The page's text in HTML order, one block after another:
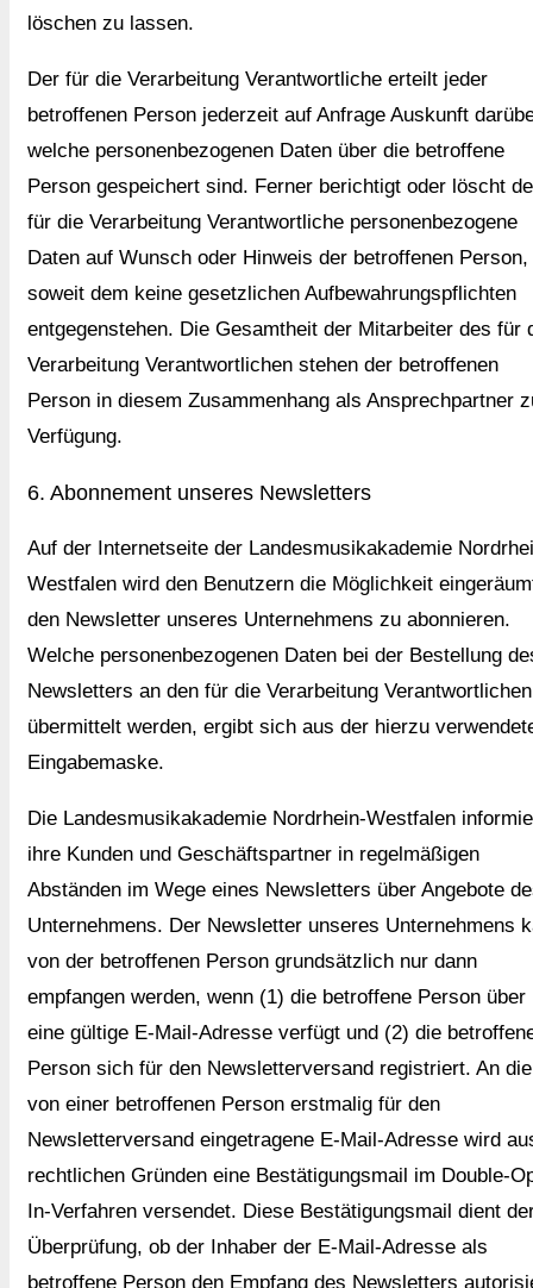
löschen zu lassen.
Der für die Verarbeitung Verantwortliche erteilt jeder
betroffenen Person jederzeit auf Anfrage Auskunft
welche personenbezogenen Daten über die betroffene
Person gespeichert sind. Ferner berichtigt oder löscht
für die Verarbeitung Verantwortliche personenbezogene
Daten auf Wunsch oder Hinweis der betroffenen Person,
soweit dem keine gesetzlichen Aufbewahrungspflichten
entgegenstehen. Die Gesamtheit der Mitarbeiter des für
Verarbeitung Verantwortlichen stehen der betroffenen
Person in diesem Zusammenhang als Ansprechpartner
Verfügung.
6. Abonnement unseres Newsletters
Auf der Internetseite der Landesmusikakademie
Westfalen wird den Benutzern die Möglichkeit
den Newsletter unseres Unternehmens zu abonnieren.
Welche personenbezogenen Daten bei der Bestellung
Newsletters an den für die Verarbeitung Verantwortlichen
übermittelt werden, ergibt sich aus der hierzu
Eingabemaske.
Die Landesmusikakademie Nordrhein-Westfalen
ihre Kunden und Geschäftspartner in regelmäßigen
Abständen im Wege eines Newsletters über Angebote
Unternehmens. Der Newsletter unseres Unternehmens
von der betroffenen Person grundsätzlich nur dann
empfangen werden, wenn (1) die betroffene Person über
eine gültige E-Mail-Adresse verfügt und (2) die
Person sich für den Newsletterversand registriert. An die
von einer betroffenen Person erstmalig für den
Newsletterversand eingetragene E-Mail-Adresse wird
rechtlichen Gründen eine Bestätigungsmail im Double-
In-Verfahren versendet. Diese Bestätigungsmail dient
Überprüfung, ob der Inhaber der E-Mail-Adresse als
betroffene Person den Empfang des Newsletters